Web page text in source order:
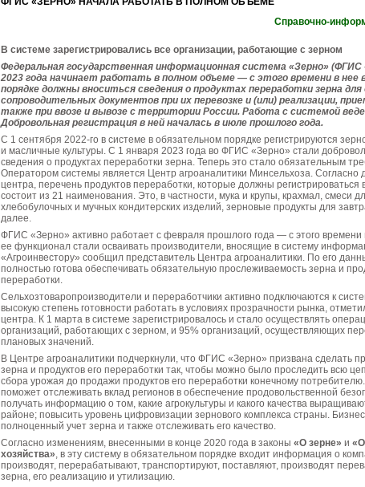
Справочно-
В системе зарегистрировались все организации, работающие с зерном
Федеральная государственная информационная система «Зерно» (ФГИС
2023 года начинает работать в полном объеме — с этого времени в нее
порядке должны вноситься сведения о продуктах переработки зерна
сопроводительных документов при их перевозке и (или) реализации,
также при ввозе и вывозе с территории России. Работа с системой
Добровольная регистрация в ней началась в июле прошлого года.
С 1 сентября 2022-го в системе в обязательном порядке регистрируются
и масличные культуры. С 1 января 2023 года во ФГИС «Зерно» стали
сведения о продуктах переработки зерна. Теперь это стало обязательным
Оператором системы является Центр агроаналитики Минсельхоза. Согласно
центра, перечень продуктов переработки, которые должны
состоит из 21 наименования. Это, в частности, мука и крупы, крахмал, смеси
хлебобулочных и мучных кондитерских изделий, зерновые продукты для
далее.
ФГИС «Зерно» активно работает с февраля прошлого года — с этого времени
ее функционал стали осваивать производители, вносящие в систему
«Агроинвестору» сообщил представитель Центра агроаналитики. По его
полностью готова обеспечивать обязательную прослеживаемость зерна и
переработки.
Сельхозтоваропроизводители и переработчики активно подключаются к
высокую степень готовности работать в условиях прозрачности рынка,
центра. К 1 марта в системе зарегистрировалось и стало осуществлять
организаций, работающих с зерном, и 95% организаций, осуществляющих
плановых значений.
В Центре агроаналитики подчеркнули, что ФГИС «Зерно» призвана сделать
зерна и продуктов его переработки так, чтобы можно было проследить всю
сбора урожая до продажи продуктов его переработки конечному
поможет отслеживать вклад регионов в обеспечение продовольственной
получать информацию о том, какие агрокультуры и какого качества
районе; повысить уровень цифровизации зернового комплекса страны.
полноценный учет зерна и также отслеживать его качество.
Согласно изменениям, внесенными в конце 2020 года в законы «О зерне» и «О
хозяйства», в эту систему в обязательном порядке входит информация о
производят, перерабатывают, транспортируют, поставляют, производят
зерна, его реализацию и утилизацию.